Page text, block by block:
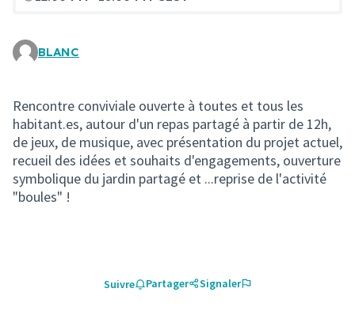
BLANC
Rencontre conviviale ouverte à toutes et tous les
habitant.es, autour d'un repas partagé à partir de 12h,
de jeux, de musique, avec présentation du projet actuel,
recueil des idées et souhaits d'engagements, ouverture
symbolique du jardin partagé et ...reprise de l'activité
"boules" !
Suivre Partager Signaler